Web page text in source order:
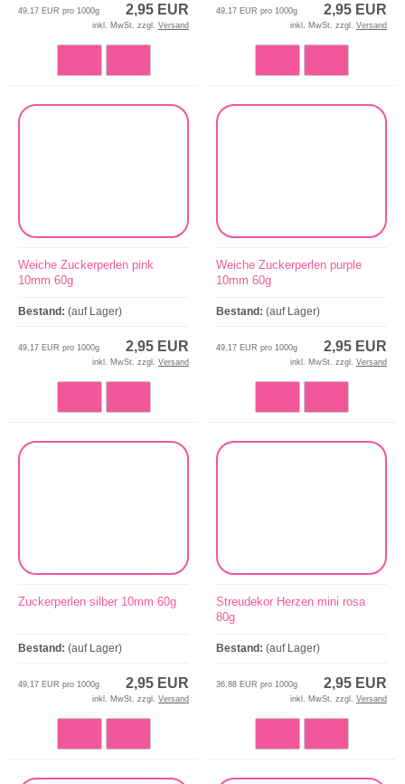
2,95 EUR
49,17 EUR pro 1000g
inkl. MwSt. zzgl. Versand
2,95 EUR
49,17 EUR pro 1000g
inkl. MwSt. zzgl. Versand
Weiche Zuckerperlen pink
10mm 60g
Bestand: (auf Lager)
2,95 EUR
49,17 EUR pro 1000g
inkl. MwSt. zzgl. Versand
Weiche Zuckerperlen purple
10mm 60g
Bestand: (auf Lager)
2,95 EUR
49,17 EUR pro 1000g
inkl. MwSt. zzgl. Versand
Zuckerperlen silber 10mm 60g
Bestand: (auf Lager)
2,95 EUR
49,17 EUR pro 1000g
inkl. MwSt. zzgl. Versand
Streudekor Herzen mini rosa
80g
Bestand: (auf Lager)
2,95 EUR
36,88 EUR pro 1000g
inkl. MwSt. zzgl. Versand